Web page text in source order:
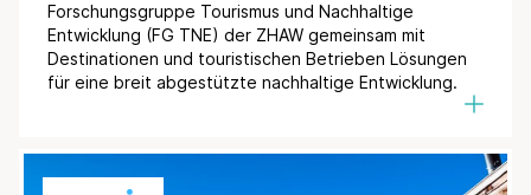
Forschungsgruppe Tourismus und Nachhaltige
Entwicklung (FG TNE) der ZHAW gemeinsam mit
Destinationen und touristischen Betrieben Lösungen
für eine breit abgestützte nachhaltige Entwicklung.